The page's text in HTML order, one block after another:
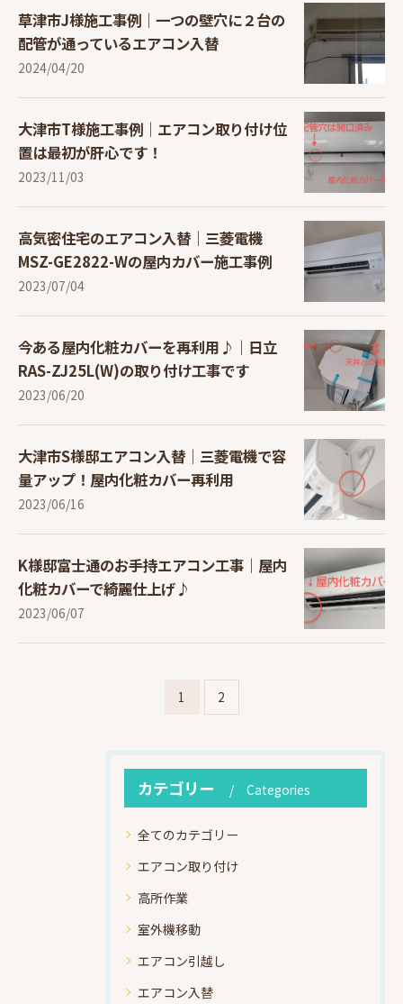
草津市J様施工事例｜一つの壁穴に２台の
配管が通っているエアコン入替
2024/04/20
大津市T様施工事例｜エアコン取り付け位
置は最初が肝心です！
2023/11/03
高気密住宅のエアコン入替｜三菱電機
MSZ-GE2822-Wの屋内カバー施工事例
2023/07/04
今ある屋内化粧カバーを再利用♪｜日立
RAS-ZJ25L(W)の取り付け工事です
2023/06/20
大津市S様邸エアコン入替｜三菱電機で容
量アップ！屋内化粧カバー再利用
2023/06/16
K様邸富士通のお手持エアコン工事｜屋内
化粧カバーで綺麗仕上げ♪
2023/06/07
1 2
カテゴリー Categories
全てのカテゴリー
エアコン取り付け
高所作業
室外機移動
エアコン引越し
エアコン入替